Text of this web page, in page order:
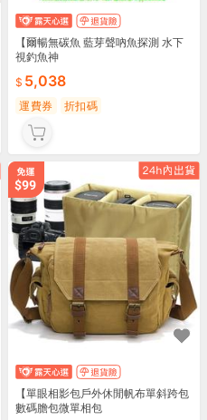
【爾暢無碳魚 藍芽聲吶魚探測 水下
視釣魚神
5,038
運費券 折扣碼
【單眼相影包戶外休閒帆布單斜跨包
數碼膽包微單相包